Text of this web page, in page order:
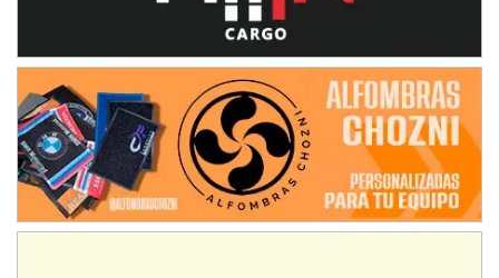
NORESTE SANTAFESINO - F6
Ciudad de Avellaneda (Asfalto)
Avellaneda (Santa Fe)
SUR SANTAFESINO - F4
José Samuel Sánchez (Tierra)
Rufino (Santa Fe)